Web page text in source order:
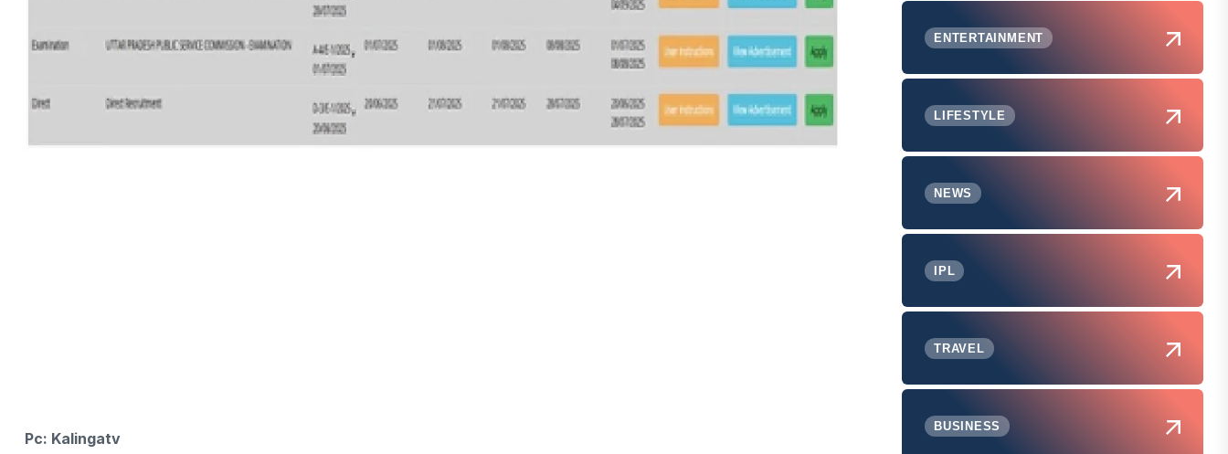
Pc: Kalingatv
ENTERTAINMENT
LIFESTYLE
NEWS
IPL
TRAVEL
BUSINESS